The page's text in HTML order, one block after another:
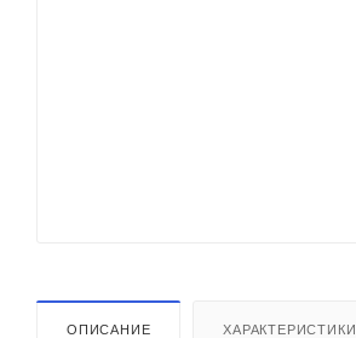
ОПИСАНИЕ ХАРАКТЕРИСТИКИ